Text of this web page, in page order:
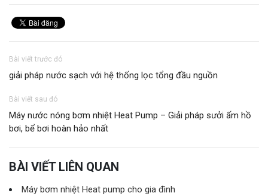
Bài viết trước đó
giải pháp nước sạch với hệ thống lọc tổng đầu nguồn
Bài viết sau đó
Máy nước nóng bơm nhiệt Heat Pump – Giải pháp sưởi ấm hồ
bơi, bể bơi hoàn hảo nhất
BÀI VIẾT LIÊN QUAN
Máy bơm nhiệt Heat pump cho gia đình